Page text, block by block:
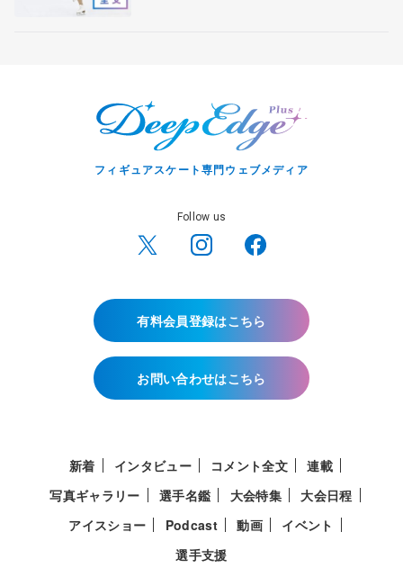
フィギュアスケート専門ウェブメディア
Follow us
有料会員登録はこちら
お問い合わせはこちら
新着 インタビュー コメント全文
連載
写真ギャラリー
選手名鑑 大会特集
大会日程
アイスショー
Podcast 動画
イベント
選手支援